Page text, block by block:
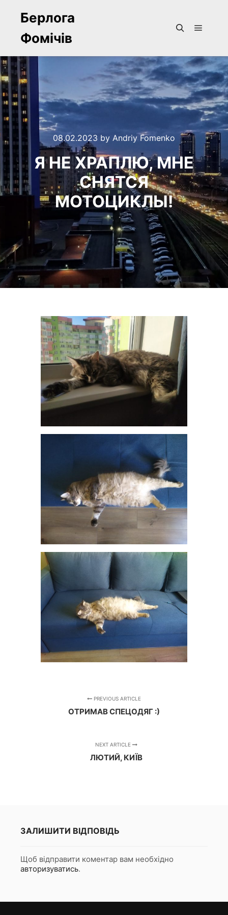
Берлога
Фомічів
08.02.2023 by Andriy Fomenko
Я НЕ ХРАПЛЮ, МНЕ
СНЯТСЯ
МОТОЦИКЛЫ!
PREVIOUS ARTICLE
ОТРИМАВ СПЕЦОДЯГ :)
NEXT ARTICLE
ЛЮТИЙ, КИЇВ
ЗАЛИШИТИ ВІДПОВІДЬ
Щоб відправити коментар вам необхідно
авторизуватись.